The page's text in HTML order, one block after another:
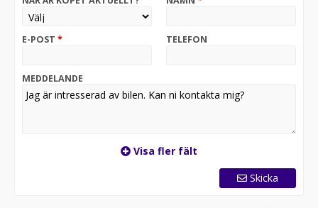
framkomlighet även vintertid.Nybilsgaranti gäller till
2027-06-10 och vagnskadegaranti till 2028-06-10 för
(exklusive fälg).Utrustning i urval:S line-interiörpaketS
farthållarassistent PlusAssistanspaket Plus med
personskydd och varningssystemDragkrok, mekaniskt
svängbarFörarkomfortpaket ProDigital
i svart tyg/konstläderSvart exteriörpaketRödlackerade
bromsokMörktonade rutor21" Audi Sport
aluminiumfälgar i svartmetallic/blank finishMytsvart
Metallic hellackeringQuattro fyrhjulsdriftDubbade
vinterdäck (exkl. fälg)Bilen är i mycket gott skick och
E-POST * TELEFON
MEDDELANDE
Visa fler fält
Skicka